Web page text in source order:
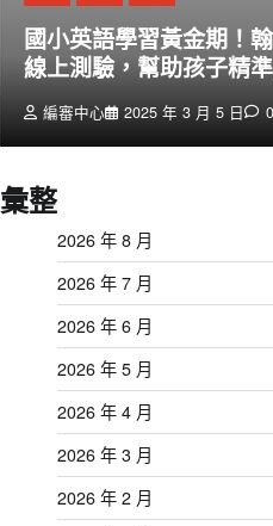
國小英語學習黃金期！
線上測驗，幫助孩子精
編審中心 2025 年 3 月 5 日 0
彙整
2026 年 8 月
2026 年 7 月
2026 年 6 月
2026 年 5 月
2026 年 4 月
2026 年 3 月
2026 年 2 月